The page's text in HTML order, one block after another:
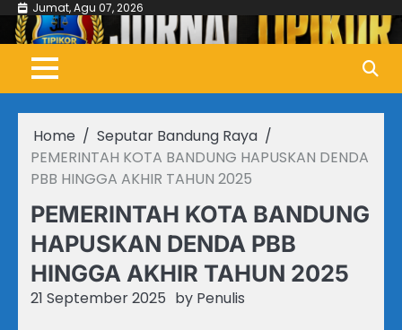
Skip
content
Jumat, Agu 07, 2026
Home
Seputar Bandung Raya
PEMERINTAH KOTA BANDUNG HAPUSKAN DENDA
PBB HINGGA AKHIR TAHUN 2025
PEMERINTAH KOTA BANDUNG
HAPUSKAN DENDA PBB
HINGGA AKHIR TAHUN 2025
21 September 2025 by Penulis